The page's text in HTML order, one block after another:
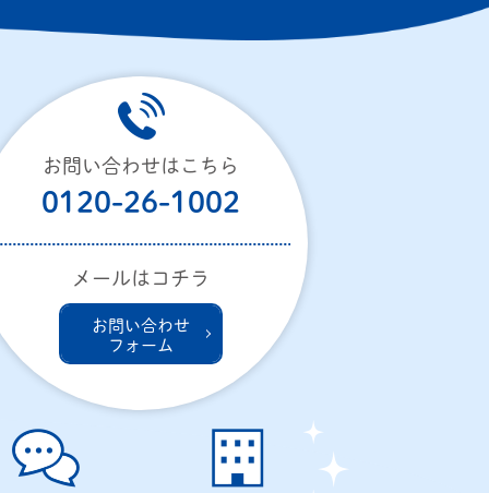
お問い合わせはこちら
0120-26-1002
メールはコチラ
お問い合わせ
フォーム